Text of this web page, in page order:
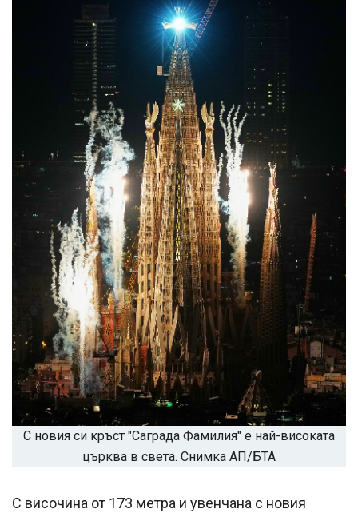
С новия си кръст "Саграда Фамилия" е най-високата
църква в света. Снимка АП/БТА
С височина от 173 метра и увенчана с новия